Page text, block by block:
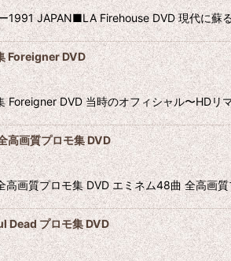
1991 JAPAN■LA Firehouse DVD 現代に
Foreigner DVD
Foreigner DVD 当時のオフィシャル〜HD
高画質プロモ集 DVD
高画質プロモ集 DVD エミネム48曲 全高
プロモ集 DVD